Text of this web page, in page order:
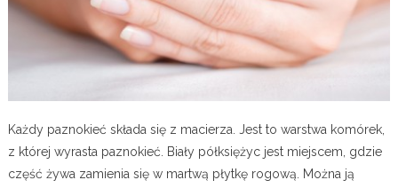
Każdy paznokieć składa się z macierza. Jest to warstwa komórek,
z której wyrasta paznokieć. Biały półksiężyc jest miejscem, gdzie
część żywa zamienia się w martwą płytkę rogową. Można ją